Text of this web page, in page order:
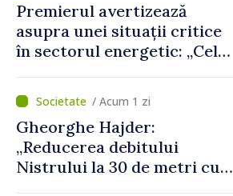
Premierul avertizează
asupra unei situații critice
în sectorul energetic: „Cel
putea cumpăra nici curent
de avarie”/ Acum 1 zi
Gheorghe Hajder:
„Reducerea debitului
Nistrului la 30 de metri cubi